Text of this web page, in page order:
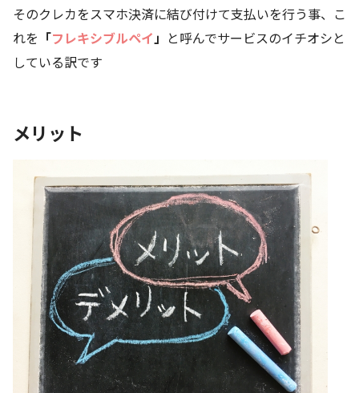
そのクレカをスマホ決済に結び付けて支払いを行う事、こ
れを 「フレキシブルペイ」 と呼んでサービスのイチオシと
している訳です
メリット